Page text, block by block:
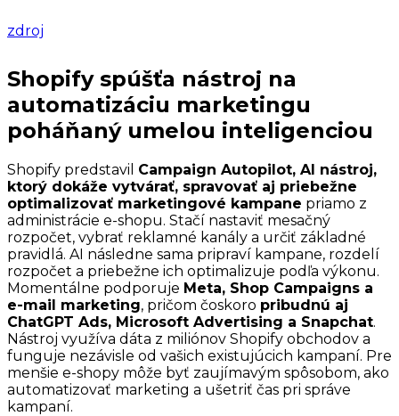
zdroj
Shopify spúšťa nástroj na
automatizáciu marketingu
poháňaný umelou inteligenciou
Shopify predstavil Campaign Autopilot, AI nástroj,
ktorý dokáže vytvárať, spravovať aj priebežne
optimalizovať marketingové kampane priamo z
administrácie e-shopu. Stačí nastaviť mesačný
rozpočet, vybrať reklamné kanály a určiť základné
pravidlá. AI následne sama pripraví kampane, rozdelí
rozpočet a priebežne ich optimalizuje podľa výkonu.
Momentálne podporuje Meta, Shop Campaigns a
e-mail marketing, pričom čoskoro pribudnú aj
ChatGPT Ads, Microsoft Advertising a Snapchat.
Nástroj využíva dáta z miliónov Shopify obchodov a
funguje nezávisle od vašich existujúcich kampaní. Pre
menšie e-shopy môže byť zaujímavým spôsobom, ako
automatizovať marketing a ušetriť čas pri správe
kampaní.